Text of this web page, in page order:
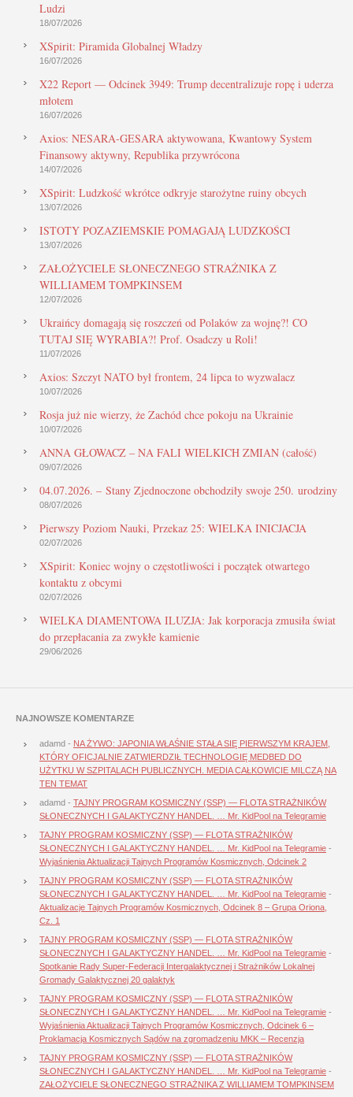
Ludzi
18/07/2026
XSpirit: Piramida Globalnej Władzy
16/07/2026
X22 Report — Odcinek 3949: Trump decentralizuje ropę i uderza
młotem
16/07/2026
Axios: NESARA-GESARA aktywowana, Kwantowy System
Finansowy aktywny, Republika przywrócona
14/07/2026
XSpirit: Ludzkość wkrótce odkryje starożytne ruiny obcych
13/07/2026
ISTOTY POZAZIEMSKIE POMAGAJĄ LUDZKOŚCI
13/07/2026
ZAŁOŻYCIELE SŁONECZNEGO STRAŻNIKA Z
WILLIAMEM TOMPKINSEM
12/07/2026
Ukraińcy domagają się roszczeń od Polaków za wojnę?! CO
TUTAJ SIĘ WYRABIA?! Prof. Osadczy u Roli!
11/07/2026
Axios: Szczyt NATO był frontem, 24 lipca to wyzwalacz
10/07/2026
Rosja już nie wierzy, że Zachód chce pokoju na Ukrainie
10/07/2026
ANNA GŁOWACZ – NA FALI WIELKICH ZMIAN (całość)
09/07/2026
04.07.2026. – Stany Zjednoczone obchodziły swoje 250. urodziny
08/07/2026
Pierwszy Poziom Nauki, Przekaz 25: WIELKA INICJACJA
02/07/2026
XSpirit: Koniec wojny o częstotliwości i początek otwartego
kontaktu z obcymi
02/07/2026
WIELKA DIAMENTOWA ILUZJA: Jak korporacja zmusiła świat
do przepłacania za zwykłe kamienie
29/06/2026
NAJNOWSZE KOMENTARZE
adamd - NA ŻYWO: JAPONIA WŁAŚNIE STAŁA SIĘ PIERWSZYM KRAJEM,
KTÓRY OFICJALNIE ZATWIERDZIŁ TECHNOLOGIĘ MEDBED DO
UŻYTKU W SZPITALACH PUBLICZNYCH. MEDIA CAŁKOWICIE MILCZĄ NA
TEN TEMAT
adamd - TAJNY PROGRAM KOSMICZNY (SSP) — FLOTA STRAŻNIKÓW
SŁONECZNYCH I GALAKTYCZNY HANDEL. … Mr. KidPool na Telegramie
TAJNY PROGRAM KOSMICZNY (SSP) — FLOTA STRAŻNIKÓW
SŁONECZNYCH I GALAKTYCZNY HANDEL. … Mr. KidPool na Telegramie -
Wyjaśnienia Aktualizacji Tajnych Programów Kosmicznych, Odcinek 2
TAJNY PROGRAM KOSMICZNY (SSP) — FLOTA STRAŻNIKÓW
SŁONECZNYCH I GALAKTYCZNY HANDEL. … Mr. KidPool na Telegramie -
Aktualizacje Tajnych Programów Kosmicznych, Odcinek 8 – Grupa Oriona,
Cz. 1
TAJNY PROGRAM KOSMICZNY (SSP) — FLOTA STRAŻNIKÓW
SŁONECZNYCH I GALAKTYCZNY HANDEL. … Mr. KidPool na Telegramie -
Spotkanie Rady Super-Federacji Intergalaktycznej i Strażników Lokalnej
Gromady Galaktycznej 20 galaktyk
TAJNY PROGRAM KOSMICZNY (SSP) — FLOTA STRAŻNIKÓW
SŁONECZNYCH I GALAKTYCZNY HANDEL. … Mr. KidPool na Telegramie -
Wyjaśnienia Aktualizacji Tajnych Programów Kosmicznych, Odcinek 6 –
Proklamacja Kosmicznych Sądów na zgromadzeniu MKK – Recenzja
TAJNY PROGRAM KOSMICZNY (SSP) — FLOTA STRAŻNIKÓW
SŁONECZNYCH I GALAKTYCZNY HANDEL. … Mr. KidPool na Telegramie -
ZAŁOŻYCIELE SŁONECZNEGO STRAŻNIKA Z WILLIAMEM TOMPKINSEM